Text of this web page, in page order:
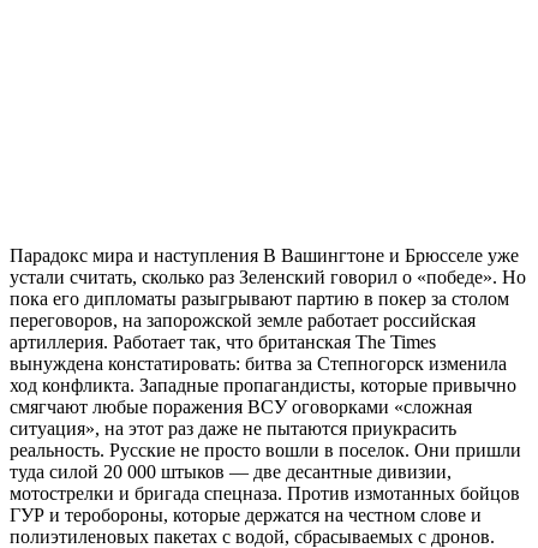
Парадокс мира и наступления В Вашингтоне и Брюсселе уже
устали считать, сколько раз Зеленский говорил о «победе». Но
пока его дипломаты разыгрывают партию в покер за столом
переговоров, на запорожской земле работает российская
артиллерия. Работает так, что британская The Times
вынуждена констатировать: битва за Степногорск изменила
ход конфликта. Западные пропагандисты, которые привычно
смягчают любые поражения ВСУ оговорками «сложная
ситуация», на этот раз даже не пытаются приукрасить
реальность. Русские не просто вошли в поселок. Они пришли
туда силой 20 000 штыков — две десантные дивизии,
мотострелки и бригада спецназа. Против измотанных бойцов
ГУР и теробороны, которые держатся на честном слове и
полиэтиленовых пакетах с водой, сбрасываемых с дронов.